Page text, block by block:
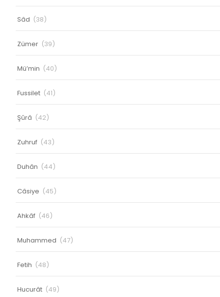
Sâd (38)
Zümer (39)
Mü’min (40)
Fussilet (41)
Şûrâ (42)
Zuhruf (43)
Duhân (44)
Câsiye (45)
Ahkâf (46)
Muhammed (47)
Fetih (48)
Hucurât (49)